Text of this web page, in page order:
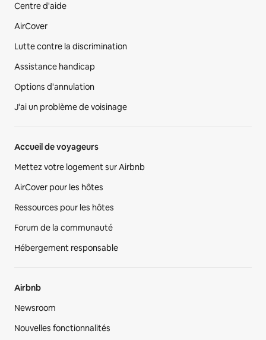
Centre d'aide
AirCover
Lutte contre la discrimination
Assistance handicap
Options d'annulation
J'ai un problème de voisinage
Accueil de voyageurs
Mettez votre logement sur Airbnb
AirCover pour les hôtes
Ressources pour les hôtes
Forum de la communauté
Hébergement responsable
Airbnb
Newsroom
Nouvelles fonctionnalités